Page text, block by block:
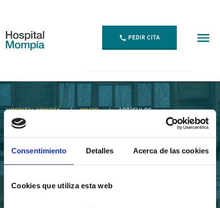
Consentimiento Detalles Acerca de las cookies
Cookies que utiliza esta web
PEDIR CITA
Artículos - Hospital Mompía
HOSPITAL MOMPÍA INICIO ARTÍCULOS
Artículos
Listado de artículos